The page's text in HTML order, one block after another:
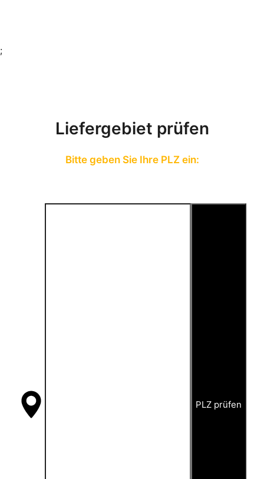
;
Liefergebiet prüfen
Bitte geben Sie Ihre PLZ ein: